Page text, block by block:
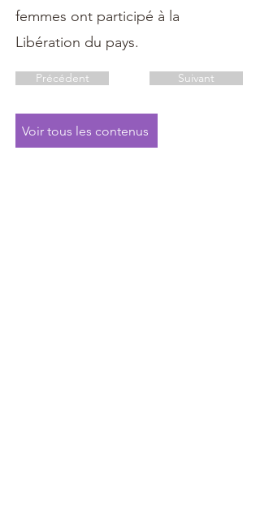
femmes ont participé à la
Libération du pays.
Précédent Suivant
Voir tous les contenus